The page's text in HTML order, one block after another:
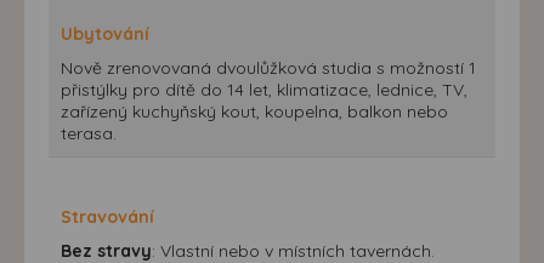
Ubytování
Nově zrenovovaná dvoulůžková studia s možností 1
přistýlky pro dítě do 14 let, klimatizace, lednice, TV,
zařízený kuchyňský kout, koupelna, balkon nebo
terasa.
Stravování
Bez stravy: Vlastní nebo v místních tavernách.